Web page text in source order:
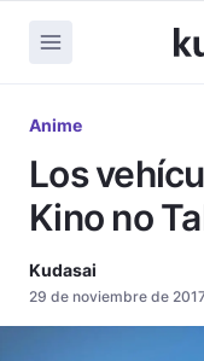
Anime
Los
Kino no
Kudasai
29 de noviembre de